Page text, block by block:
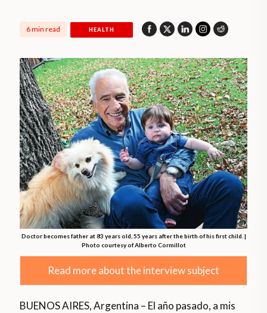
6 min read HEALTH
Doctor becomes father at 83 years old, 55 years after the birth of his first child. |
Photo courtesy of Alberto Cormillot
Read more about the interview subject
BUENOS AIRES, Argentina – El año pasado, a mis